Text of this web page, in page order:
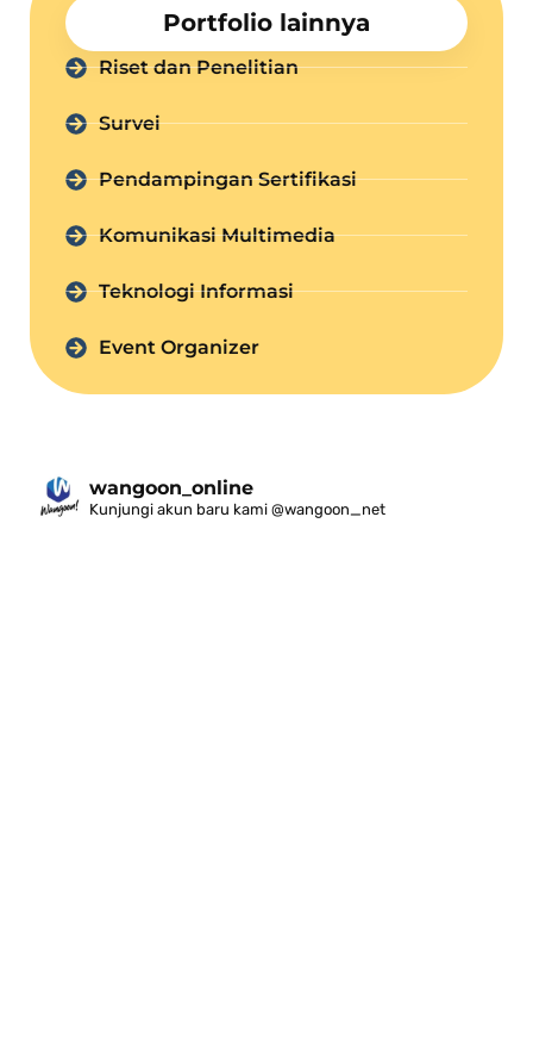
Portfolio lainnya
Riset dan Penelitian
Survei
Pendampingan Sertifikasi
Komunikasi Multimedia
Teknologi Informasi
Event Organizer
wangoon_online
Kunjungi akun baru kami @wangoon_net